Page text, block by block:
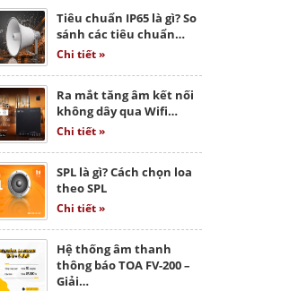
Tiêu chuẩn IP65 là gì? So
sánh các tiêu chuẩn…
Chi tiết »
Ra mắt tăng âm kết nối
không dây qua Wifi…
Chi tiết »
SPL là gì? Cách chọn loa
theo SPL
Chi tiết »
Hệ thống âm thanh
thông báo TOA FV-200 –
Giải…